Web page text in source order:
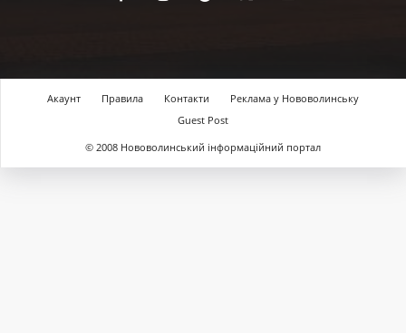
Акаунт Правила Контакти
Реклама у Нововолинську
Guest Post
© 2008 Нововолинський інформаційний портал